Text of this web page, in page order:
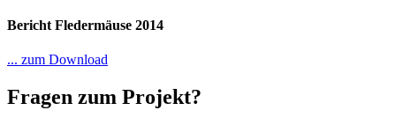
Bericht Fledermäuse 2014
... zum Download
Fragen zum Projekt?